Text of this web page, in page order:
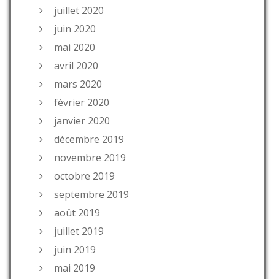
juillet 2020
juin 2020
mai 2020
avril 2020
mars 2020
février 2020
janvier 2020
décembre 2019
novembre 2019
octobre 2019
septembre 2019
août 2019
juillet 2019
juin 2019
mai 2019